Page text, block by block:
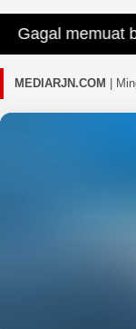
memuat
MEDIARJN.COM